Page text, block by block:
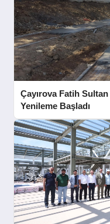
Çayırova Fatih Sultan
Yenileme Başladı